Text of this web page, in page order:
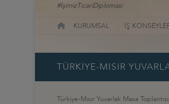
#İşimizTicariDiplomasi
KURUMSAL İŞ
TÜRKİYE-MISIR
Türkiye-Mısır Yuvarlak Masa